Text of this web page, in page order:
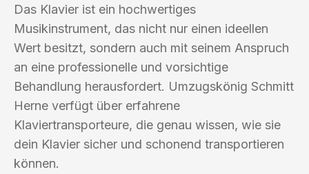
Das Klavier ist ein hochwertiges
Musikinstrument, das nicht nur einen ideellen
Wert besitzt, sondern auch mit seinem Anspruch
an eine professionelle und vorsichtige
Behandlung herausfordert. Umzugskönig Schmitt
Herne verfügt über erfahrene
Klaviertransporteure, die genau wissen, wie sie
dein Klavier sicher und schonend transportieren
können.